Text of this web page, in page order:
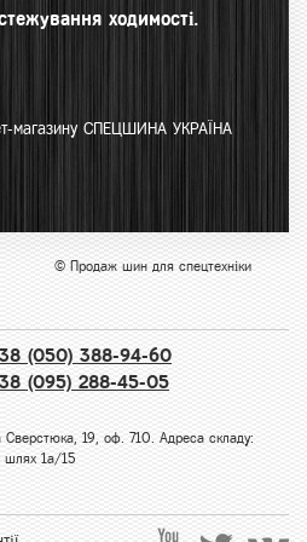
ходимості.
магазину СПЕЦШИНА УКРАЇНА
© Продаж шин для спецтехніки
(050) 388-94-60
(095) 288-45-05
19, оф. 710. Адреса складу:
шлях 1а/15